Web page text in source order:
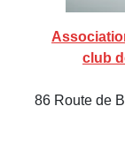
club
86 Route de